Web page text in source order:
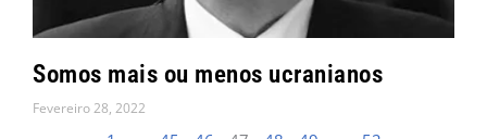
Somos mais ou menos ucranianos
Fevereiro 28, 2022